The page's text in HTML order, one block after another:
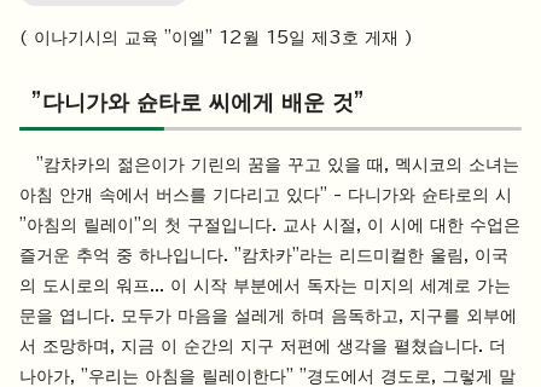
( 이나기시의 교육 "이엘" 12월 15일 제3호 게재 )
"다니가와 슌타로 씨에게 배운 것"
"캄차카의 젊은이가 기린의 꿈을 꾸고 있을 때, 멕시코의 소녀는
아침 안개 속에서 버스를 기다리고 있다" - 다니가와 슌타로의 시
"아침의 릴레이"의 첫 구절입니다. 교사 시절, 이 시에 대한 수업은
즐거운 추억 중 하나입니다. "캄차카"라는 리드미컬한 울림, 이국
의 도시로의 워프... 이 시작 부분에서 독자는 미지의 세계로 가는
문을 엽니다. 모두가 마음을 설레게 하며 음독하고, 지구를 외부에
서 조망하며, 지금 이 순간의 지구 저편에 생각을 펼쳤습니다. 더
나아가, "우리는 아침을 릴레이한다" "경도에서 경도로, 그렇게 말